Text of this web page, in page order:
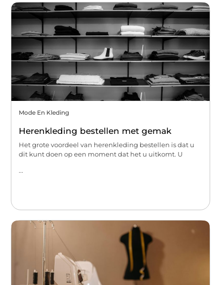
Mode En Kleding
Herenkleding bestellen met gemak
Het grote voordeel van herenkleding bestellen is dat u
dit kunt doen op een moment dat het u uitkomt. U
...